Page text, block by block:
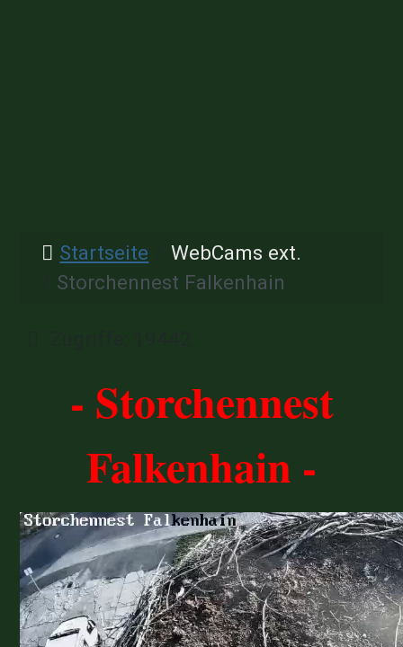
Startseite
WebCams ext.
Storchennest Falkenhain
- Storchennest
Falkenhain -